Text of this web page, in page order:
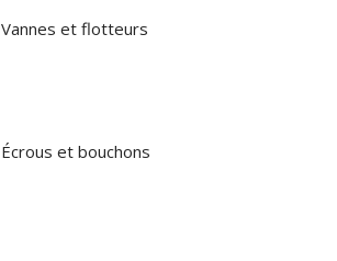
Vannes et flotteurs
Écrous et bouchons